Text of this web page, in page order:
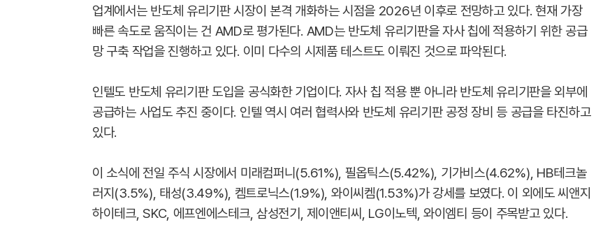
업계에서는 반도체 유리기판 시장이 본격 개화하는 시점을 2026년 이후로 전망하고 있다. 현재 가장
빠른 속도로 움직이는 건 AMD로 평가된다. AMD는 반도체 유리기판을 자사 칩에 적용하기 위한 공급
망 구축 작업을 진행하고 있다. 이미 다수의 시제품 테스트도 이뤄진 것으로 파악된다.
인텔도 반도체 유리기판 도입을 공식화한 기업이다. 자사 칩 적용 뿐 아니라 반도체 유리기판을 외부에
공급하는 사업도 추진 중이다. 인텔 역시 여러 협력사와 반도체 유리기판 공정 장비 등 공급을 타진하고
있다.
이 소식에 전일 주식 시장에서 미래컴퍼니(5.61%), 필옵틱스(5.42%), 기가비스(4.62%), HB테크놀
러지(3.5%), 태성(3.49%), 켐트로닉스(1.9%), 와이씨켐(1.53%)가 강세를 보였다. 이 외에도 씨앤지
하이테크, SKC, 에프엔에스테크, 삼성전기, 제이앤티씨, LG이노텍, 와이엠티 등이 주목받고 있다.